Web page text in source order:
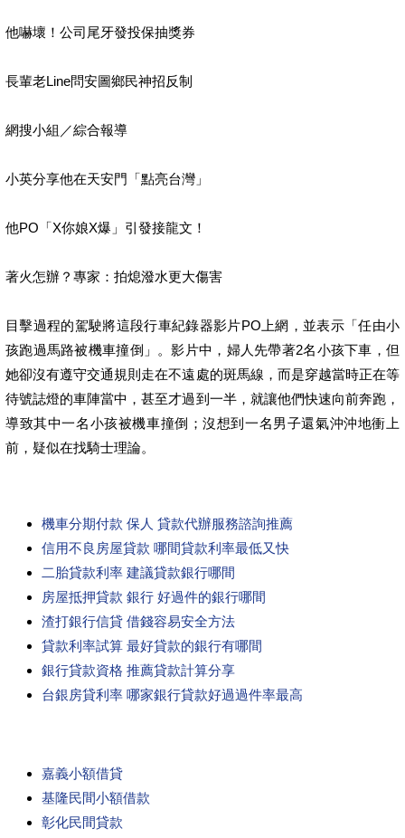
他嚇壞！公司尾牙發投保抽獎券
長輩老Line問安圖鄉民神招反制
網搜小組／綜合報導
小英分享他在天安門「點亮台灣」
他PO「X你娘X爆」引發接龍文！
著火怎辦？專家：拍熄潑水更大傷害
目擊過程的駕駛將這段行車紀錄器影片PO上網，並表示「任由小
孩跑過馬路被機車撞倒」。影片中，婦人先帶著2名小孩下車，但
她卻沒有遵守交通規則走在不遠處的斑馬線，而是穿越當時正在等
待號誌燈的車陣當中，甚至才過到一半，就讓他們快速向前奔跑，
導致其中一名小孩被機車撞倒；沒想到一名男子還氣沖沖地衝上
前，疑似在找騎士理論。
機車分期付款 保人 貸款代辦服務諮詢推薦
信用不良房屋貸款 哪間貸款利率最低又快
二胎貸款利率 建議貸款銀行哪間
房屋抵押貸款 銀行 好過件的銀行哪間
渣打銀行信貸 借錢容易安全方法
貸款利率試算 最好貸款的銀行有哪間
銀行貸款資格 推薦貸款計算分享
台銀房貸利率 哪家銀行貸款好過過件率最高
嘉義小額借貸
基隆民間小額借款
彰化民間貸款